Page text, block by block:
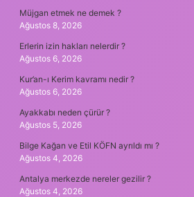
Müjgan etmek ne demek ?
Ağustos 8, 2026
Erlerin izin hakları nelerdir ?
Ağustos 6, 2026
Kur’an-ı Kerim kavramı nedir ?
Ağustos 6, 2026
Ayakkabı neden çürür ?
Ağustos 5, 2026
Bilge Kağan ve Etil KÖFN ayrıldı mı ?
Ağustos 4, 2026
Antalya merkezde nereler gezilir ?
Ağustos 4, 2026